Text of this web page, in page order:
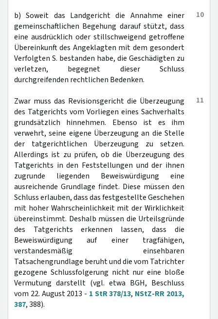
10
b) Soweit das Landgericht die Annahme einer
gemeinschaftlichen Begehung darauf stützt, dass
eine ausdrücklich oder stillschweigend getroffene
Übereinkunft des Angeklagten mit dem gesondert
Verfolgten S. bestanden habe, die Geschädigten zu
verletzen, begegnet dieser Schluss
durchgreifenden rechtlichen Bedenken.
11
Zwar muss das Revisionsgericht die Überzeugung
des Tatgerichts vom Vorliegen eines Sachverhalts
grundsätzlich hinnehmen. Ebenso ist es ihm
verwehrt, seine eigene Überzeugung an die Stelle
der tatgerichtlichen Überzeugung zu setzen.
Allerdings ist zu prüfen, ob die Überzeugung des
Tatgerichts in den Feststellungen und der ihnen
zugrunde liegenden Beweiswürdigung eine
ausreichende Grundlage findet. Diese müssen den
Schluss erlauben, dass das festgestellte Geschehen
mit hoher Wahrscheinlichkeit mit der Wirklichkeit
übereinstimmt. Deshalb müssen die Urteilsgründe
des Tatgerichts erkennen lassen, dass die
Beweiswürdigung auf einer tragfähigen,
verstandesmäßig einsehbaren
Tatsachengrundlage beruht und die vom Tatrichter
gezogene Schlussfolgerung nicht nur eine bloße
Vermutung darstellt (vgl. etwa BGH, Beschluss
vom 22. August 2013 - 1 StR 378/13, NStZ-RR 2013,
387, 388).